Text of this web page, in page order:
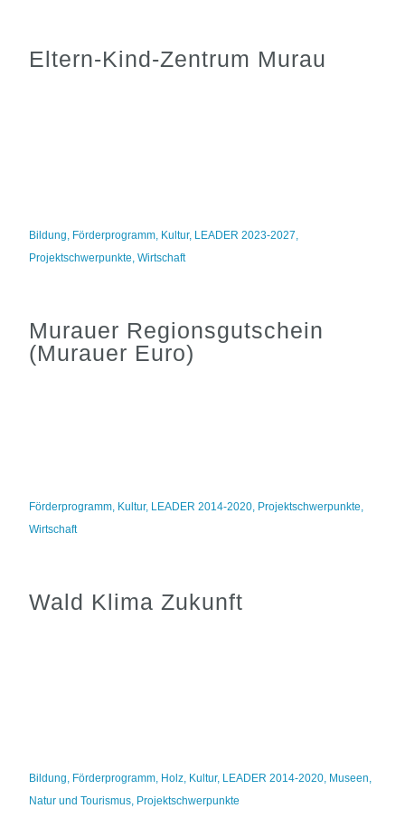
Eltern-Kind-Zentrum Murau
Bildung, Förderprogramm, Kultur, LEADER 2023-2027,
Projektschwerpunkte,Wirtschaft
Murauer Regionsgutschein
(Murauer Euro)
Förderprogramm, Kultur, LEADER 2014-2020, Projektschwerpunkte,
Wirtschaft
Wald Klima Zukunft
Bildung, Förderprogramm, Holz, Kultur, LEADER 2014-2020, Museen,
Natur und Tourismus, Projektschwerpunkte